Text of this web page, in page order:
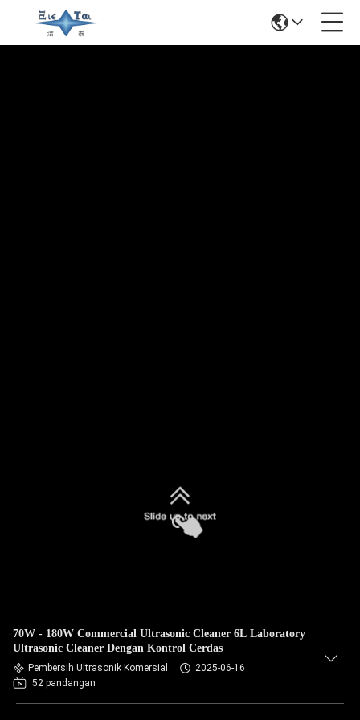
70W - 180W Commercial Ultrasonic Cleaner 6L Laboratory
Ultrasonic Cleaner Dengan Kontrol Cerdas
Pembersih Ultrasonik Komersial
2025-06-16
52 pandangan